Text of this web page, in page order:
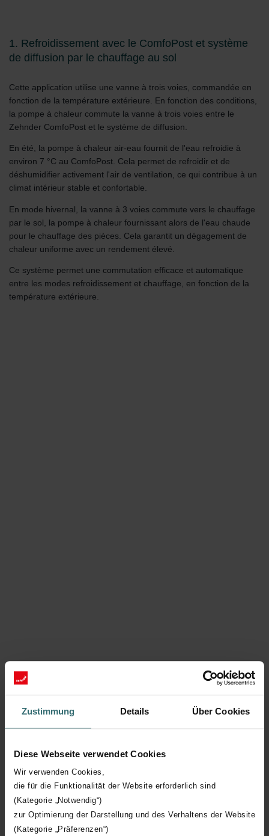
Zustimmung Details Über Cookies
Diese Webseite verwendet Cookies
Wir verwenden Cookies,
die für die Funktionalität der Website erforderlich sind
(Kategorie „Notwendig“)
zur Optimierung der Darstellung und des Verhaltens der Website
(Kategorie „Präferenzen“)
1. Refroidissement avec le ComfoPost et système
de diffusion par le chauffage au sol
Cette application utilise une vanne à trois voies, commandée en
fonction de la température extérieure. En fonction des conditions,
la pompe à chaleur commute la vanne à trois voies entre le
Zehnder ComfoPost et le système de diffusion.
En été, la pompe à chaleur air-eau fournit de l'eau refroidie à
environ 7 °C au ComfoPost. Cela permet de refroidir et de
déshumidifier activement l'air de ventilation, ce qui contribue à un
climat intérieur stable et confortable.
En mode hivernal, la vanne à 3 voies commute vers le chauffage
par le sol, la pompe à chaleur fournissant alors de l'eau chaude
pour le chauffage des pièces. Cela garantit un dégagement de
chaleur uniforme avec un rendement élevé.
Ce système permet une commutation efficace et automatique
entre les modes refroidissement et chauffage, en fonction de la
température extérieure.
2. Refroidissement avec le ComfoPost et le sol,
système de diffusion via le chauffage au sol.
vanne mélangeuse, commandée en fonction de la température
extérieure. La pompe à chaleur bascule entre le Zehnder
ComfoPost et le chauffage au sol.
En été, la pompe à chaleur fournit de l'eau réfrigérée (environ 7